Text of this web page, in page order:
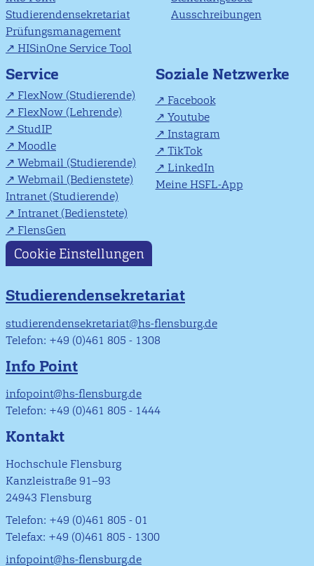
Studierendensekretariat
Prüfungsmanagement
HISinOne Service Tool
Ausschreibungen
Service
FlexNow (Studierende)
FlexNow (Lehrende)
StudIP
Moodle
Webmail (Studierende)
Webmail (Bedienstete)
Intranet (Studierende)
Intranet (Bedienstete)
FlensGen
Soziale Netzwerke
Facebook
Youtube
Instagram
TikTok
LinkedIn
Meine HSFL-App
Cookie Einstellungen
Studierendensekretariat
studierendensekretariat@hs-flensburg.de
Telefon: +49 (0)461 805 - 1308
Info Point
infopoint@hs-flensburg.de
Telefon: +49 (0)461 805 - 1444
Kontakt
Hochschule Flensburg
Kanzleistraße 91–93
24943 Flensburg
Telefon: +49 (0)461 805 - 01
Telefax: +49 (0)461 805 - 1300
infopoint@hs-flensburg.de